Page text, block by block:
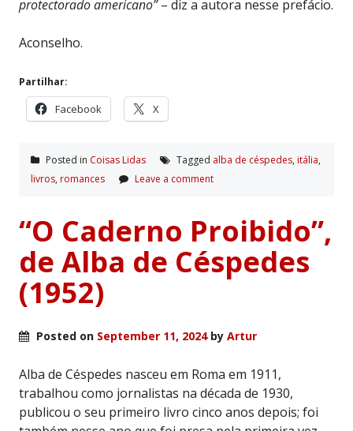
protectorado americano”– diz a autora nesse prefácio.
Aconselho.
Partilhar:
Facebook X
Posted in Coisas Lidas Tagged alba de céspedes, itália,
livros, romances Leave a comment
“O Caderno Proibido”,
de Alba de Céspedes
(1952)
Posted on September 11, 2024by Artur
Alba de Céspedes nasceu em Roma em 1911,
trabalhou como jornalistas na década de 1930,
publicou o seu primeiro livro cinco anos depois; foi